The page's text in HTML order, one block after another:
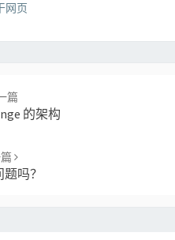
网页
篇
的架构
吗？